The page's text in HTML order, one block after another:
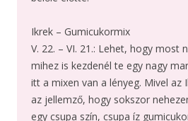
Ikrek – Gumicukormix
V. 22. – VI. 21.: Lehet, hogy most
mihez is kezdenél te egy nagy
itt a mixen van a lényeg. Mivel
az jellemző, hogy sokszor
egy csupa szín, csupa íz